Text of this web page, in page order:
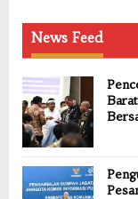
News Feed